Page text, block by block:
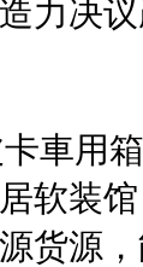
力决
車用
软装
货源